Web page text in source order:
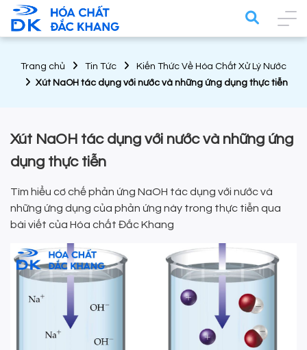
Trang chủ Tin Tức
Kiến Thức Về Hóa Chất Xử Lý Nước
Xút NaOH tác dụng với nước và những ứng dụng thực tiễn
Xút NaOH tác dụng với nước và những ứng
dụng thực tiễn
Tìm hiểu cơ chế phản ứng NaOH tác dụng với nước và
những ứng dụng của phản ứng này trong thực tiễn qua
bài viết của Hóa chất Đắc Khang